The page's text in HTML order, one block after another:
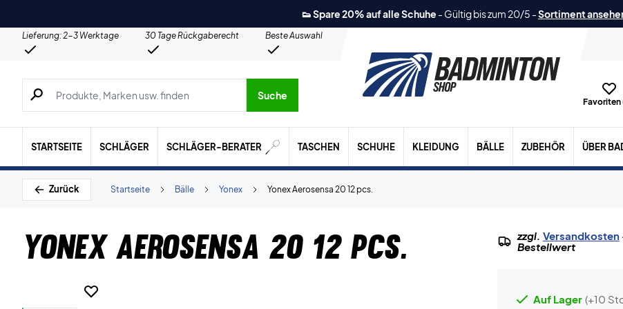
👟 Spare 20% auf alle Schuhe - Gültig bis zum 20/5 -Sortiment
Lieferung: 2-3 Werktage 30 Tage Rückgaberecht
Beste Auswahl
Suche nach Produkten, Marken usw.
Suche
Favoriten
STARTSEITE SCHLÄGER SCHLÄGER-BERATER TASCHEN SCHUHE KLEIDUNG BÄLLE ZUBEHÖR ÜBER
Zurück Yonex Aerosensa 20 12 pcs.
Yonex
Bälle
Startseite
Yonex Aerosensa 20 12 pcs. zzgl. Versandkosten
Bestellwert
Auf Lager (+10